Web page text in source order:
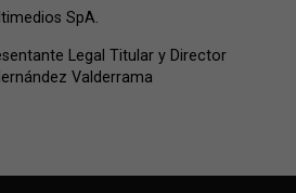
SpA.
Legal Titular y Director
Valderrama